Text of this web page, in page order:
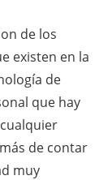
x
i
c
o
de los
existen en la
de
que hay
de contar
muy